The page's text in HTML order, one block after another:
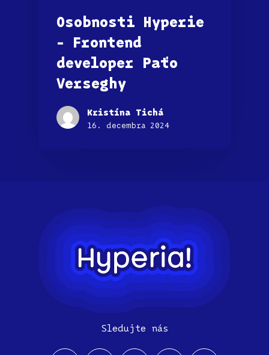
Osobnosti Hyperie
– Frontend
developer Paťo
Verseghy
Kristína Tichá
16. decembra 2024
Sledujte nás